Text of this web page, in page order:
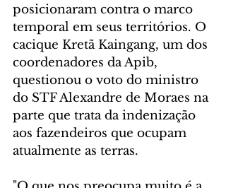
posicionaram contra o marco
temporal em seus territórios. O
cacique Kretã Kaingang, um dos
coordenadores da Apib,
questionou o voto do ministro
do STF Alexandre de Moraes na
parte que trata da indenização
aos fazendeiros que ocupam
atualmente as terras.